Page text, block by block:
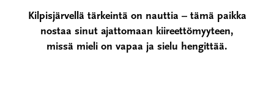
Kilpisjärvellä tärkeintä on nauttia – tämä paikka
nostaa sinut ajattomaan kiireettömyyteen,
missä mieli on vapaa ja sielu hengittää.